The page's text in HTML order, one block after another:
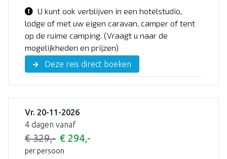
U kunt ook verblijven in een hotelstudio,
lodge of met uw eigen caravan, camper of tent
op de ruime camping. (Vraagt u naar de
mogelijkheden en prijzen)
Deze reis direct boeken
Vr. 20-11-2026
4 dagen vanaf
€ 329,- € 294,-
per persoon